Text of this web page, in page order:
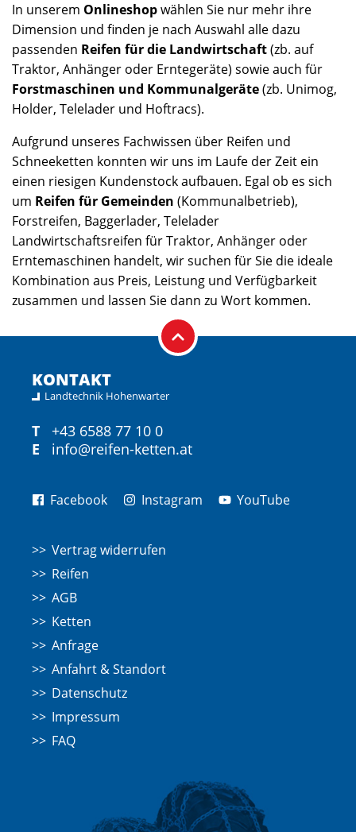
In unserem Onlineshopwählen Sie nur mehr ihre
Dimension und finden je nach Auswahl alle dazu
passenden Reifen für die Landwirtschaft(zb. auf
Traktor, Anhänger oder Erntegeräte) sowie auch für
Forstmaschinen und Kommunalgeräte(zb. Unimog,
Holder, Telelader und Hoftracs).
Aufgrund unseres Fachwissen über Reifen und
Schneeketten konnten wir uns im Laufe der Zeit ein
einen riesigen Kundenstock aufbauen. Egal ob es sich
um Reifen für Gemeinden (Kommunalbetrieb),
Forstreifen, Baggerlader, Telelader
Landwirtschaftsreifen für Traktor, Anhänger oder
Erntemaschinen handelt, wir suchen für Sie die ideale
Kombination aus Preis, Leistung und Verfügbarkeit
zusammen und lassen Sie dann zu Wort kommen.
KONTAKT
Landtechnik Hohenwarter
T
+43 6588 77 10 0
E
info@reifen-ketten.at
Facebook Instagram YouTube
Vertrag widerrufen
Reifen
AGB
Ketten
Anfrage
Anfahrt & Standort
Datenschutz
Impressum
FAQ